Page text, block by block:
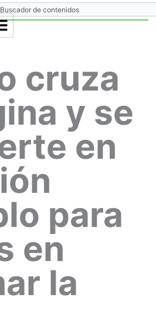
cruza
y se
en
para
en
la